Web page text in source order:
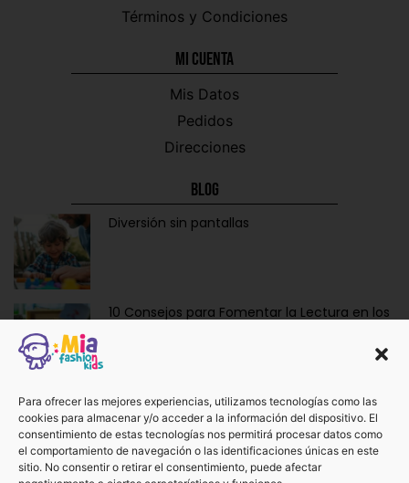
Para ofrecer las mejores experiencias, utilizamos tecnologías como las
cookies para almacenar y/o acceder a la información del dispositivo. El
consentimiento de estas tecnologías nos permitirá procesar datos como
el comportamiento de navegación o las identificaciones únicas en este
sitio. No consentir o retirar el consentimiento, puede afectar
Términos y Condiciones
Mi CUENTA
Mis Datos
Pedidos
Direcciones
Blog
Diversión sin pantallas
10 Consejos para Fomentar la Lectura en los
Ropa y Accesorios para Bebés Recién
Nacidos: La Dulzura de Vestir a los Más
Pequeños.